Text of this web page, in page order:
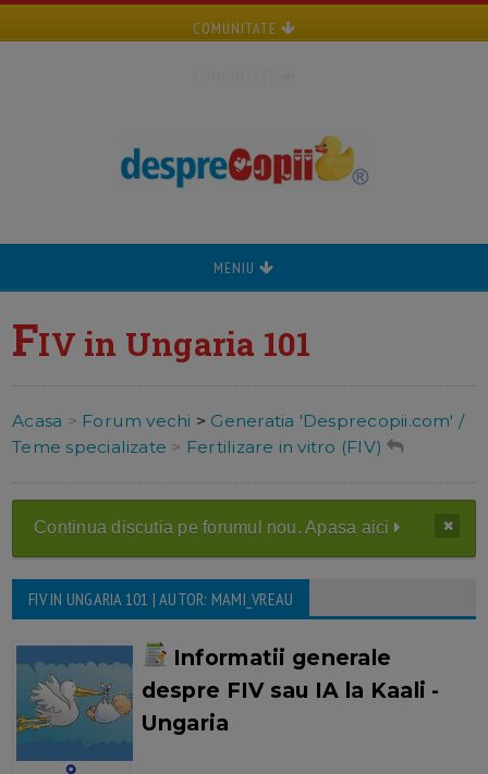
COMUNITATE
MENIU
FIV in Ungaria 101
Acasa > Forum vechi > Generatia 'Desprecopii.com' /
Teme specializate > Fertilizare in vitro (FIV)
Continua discutia pe forumul nou. Apasa aici
FIV IN UNGARIA 101 | AUTOR: MAMI_VREAU
Informatii generale
despre FIV sau IA la Kaali -
Ungaria